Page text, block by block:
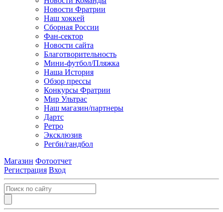
Новости Фратрии
Наш хоккей
Сборная России
Фан-cектор
Новости сайта
Благотворительность
Мини-футбол/Пляжка
Наша История
Обзор прессы
Конкурсы Фратрии
Мир Ультрас
Наш магазин/партнеры
Дартс
Ретро
Эксклюзив
Регби/гандбол
Магазин Фотоотчет
Регистрация Вход